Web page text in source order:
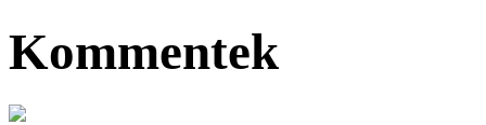
Kommentek